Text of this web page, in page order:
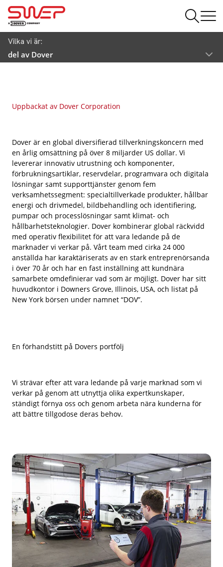
Vilka vi är:
del av Dover
Uppbackat av Dover Corporation
Dover är en global diversifierad tillverkningskoncern med
en årlig omsättning på över 8 miljarder US dollar. Vi
levererar innovativ utrustning och komponenter,
förbrukningsartiklar, reservdelar, programvara och digitala
lösningar samt supporttjänster genom fem
verksamhetssegment: specialtillverkade produkter, hållbar
energi och drivmedel, bildbehandling och identifiering,
pumpar och processlösningar samt klimat- och
hållbarhetsteknologier. Dover kombinerar global räckvidd
med operativ flexibilitet för att vara ledande på de
marknader vi verkar på. Vårt team med cirka 24 000
anställda har karaktäriserats av en stark entreprenörsanda
i över 70 år och har en fast inställning att kundnära
samarbete omdefinierar vad som är möjligt. Dover har sitt
huvudkontor i Downers Grove, Illinois, USA, och listat på
New York börsen under namnet “DOV”.
En förhandstitt på Dovers portfölj
Vi strävar efter att vara ledande på varje marknad som vi
verkar på genom att utnyttja olika expertkunskaper,
ständigt förnya oss och genom arbeta nära kunderna för
att bättre tillgodose deras behov.